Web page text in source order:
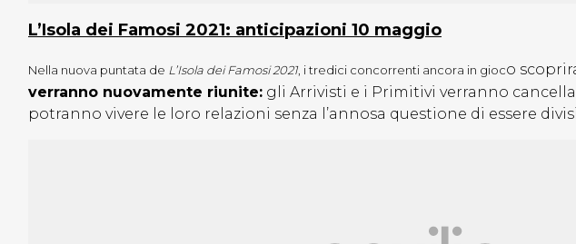
L’Isola dei Famosi 2021: anticipazioni 10 maggio
Nella nuova puntata de L’Isola dei Famosi 2021, i tredici concorrenti ancora in gioco
verranno nuovamente riunite: gli Arrivisti e i Primitivi verranno
potranno vivere le loro relazioni senza l’annosa questione di essere